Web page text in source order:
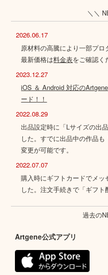
＼＼
2026.06.17
原材料の高騰により一部プロ
最新価格は料金表をご確認く
2023.12.27
iOS ＆ Android 対応の
ード！！
2022.08.29
出品設定時に「Lサイズの出
した。すでに出品中の作品
変更が可能です。
2022.07.07
購入時にギフトカードでメッ
した。注文手続きで「ギフト
過去の
Artgene公式アプリ